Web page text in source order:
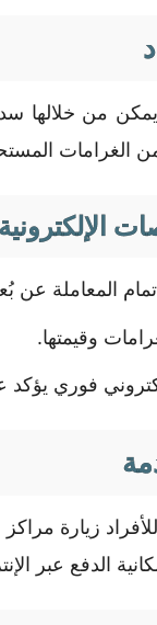
يمكن من خلالها
الغرامات
الإلكترونية
المعاملة عن
وقيمتها.
فوري يؤكد
زيارة
الدفع عبر